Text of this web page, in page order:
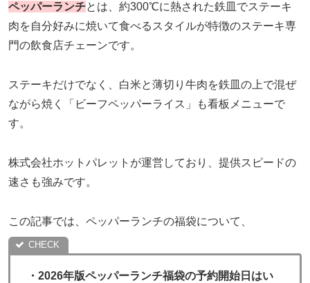
ペッパーランチとは、約300℃に熱された鉄皿でステーキ
肉を自分好みに焼いて食べるスタイルが特徴のステーキ専
門の飲食店チェーンです。
ステーキだけでなく、白米と薄切り牛肉を鉄皿の上で混ぜ
ながら焼く「ビーフペッパーライス」も看板メニューで
す。
株式会社ホットパレットが運営しており、提供スピードの
速さも強みです。
この記事では、ペッパーランチの福袋について、
・ 2026年版ペッパーランチ福袋の予約開始日はい